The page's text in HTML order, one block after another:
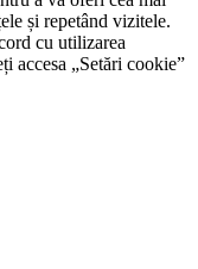
și repetând vizitele.
cu utilizarea
accesa „Setări cookie”